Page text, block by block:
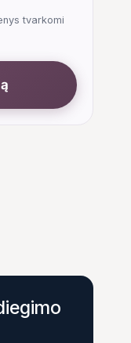
tvarkomi